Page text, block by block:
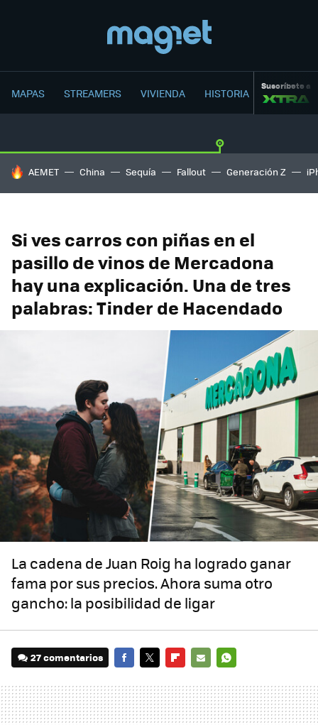
MAPAS STREAMERS VIVIENDA HISTORIA Suscríbete a
HOY SE HABLA DE
AEMET China Sequía Fallout Generación Z
Si ves carros con piñas en el
pasillo de vinos de Mercadona
hay una explicación. Una de tres
palabras: Tinder de Hacendado
La cadena de Juan Roig ha logrado ganar
fama por sus precios. Ahora suma otro
gancho: la posibilidad de ligar
27 comentarios
MAIL